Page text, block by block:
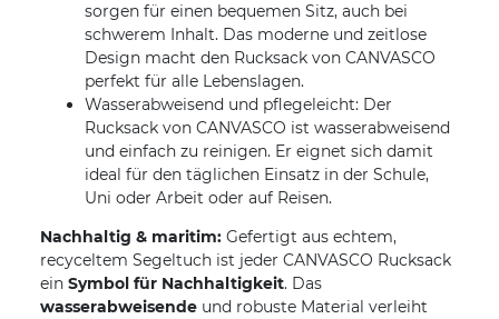
sorgen für einen bequemen Sitz, auch bei
schwerem Inhalt. Das moderne und zeitlose
Design macht den Rucksack von CANVASCO
perfekt für alle Lebenslagen.
Wasserabweisend und pflegeleicht: Der
Rucksack von CANVASCO ist wasserabweisend
und einfach zu reinigen. Er eignet sich damit
ideal für den täglichen Einsatz in der Schule,
Uni oder Arbeit oder auf Reisen.
Nachhaltig & maritim: Gefertigt aus echtem,
recyceltem Segeltuch ist jeder CANVASCO Rucksack
ein Symbol für Nachhaltigkeit. Das
wasserabweisende und robuste Material verleiht